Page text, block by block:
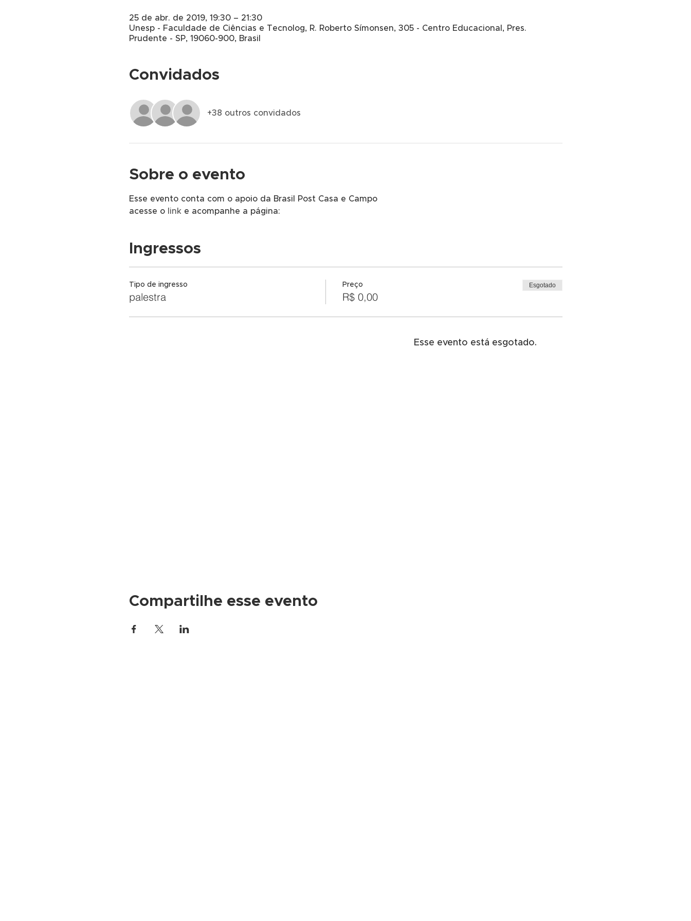
25 de abr. de 2019, 19:30 – 21:30
Unesp - Faculdade de Ciências e Tecnolog, R. Roberto Símonsen, 305 - Centro Educacional, Pres.
Prudente - SP, 19060-900, Brasil
Convidados
+38 outros convidados
Sobre o evento
Esse evento conta com o apoio da Brasil Post Casa e Campo
acesse o link e acompanhe a página:
Ingressos
Tipo de ingresso
palestra
Preço
R$ 0,00
Esgotado
Esse evento está esgotado.
Compartilhe esse evento